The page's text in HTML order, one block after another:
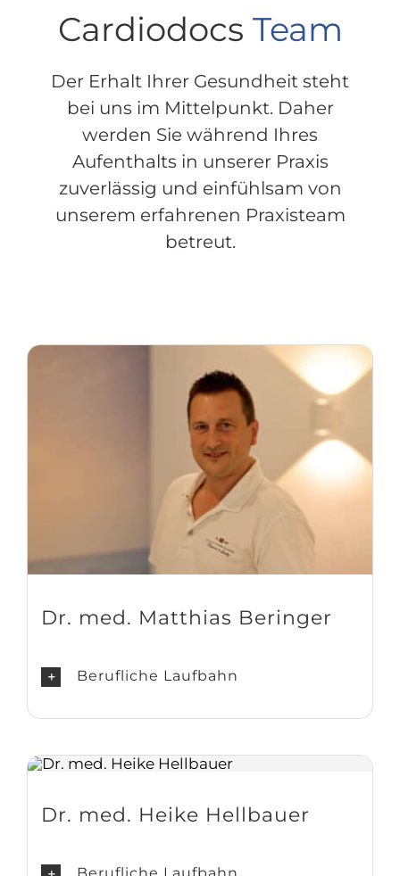
Cardiodocs Team
Der Erhalt Ihrer Gesundheit steht
bei uns im Mittelpunkt. Daher
werden Sie während Ihres
Aufenthalts in unserer Praxis
zuverlässig und einfühlsam von
unserem erfahrenen Praxisteam
betreut.
Dr. med. Matthias Beringer
Berufliche Laufbahn
Dr. med. Heike Hellbauer